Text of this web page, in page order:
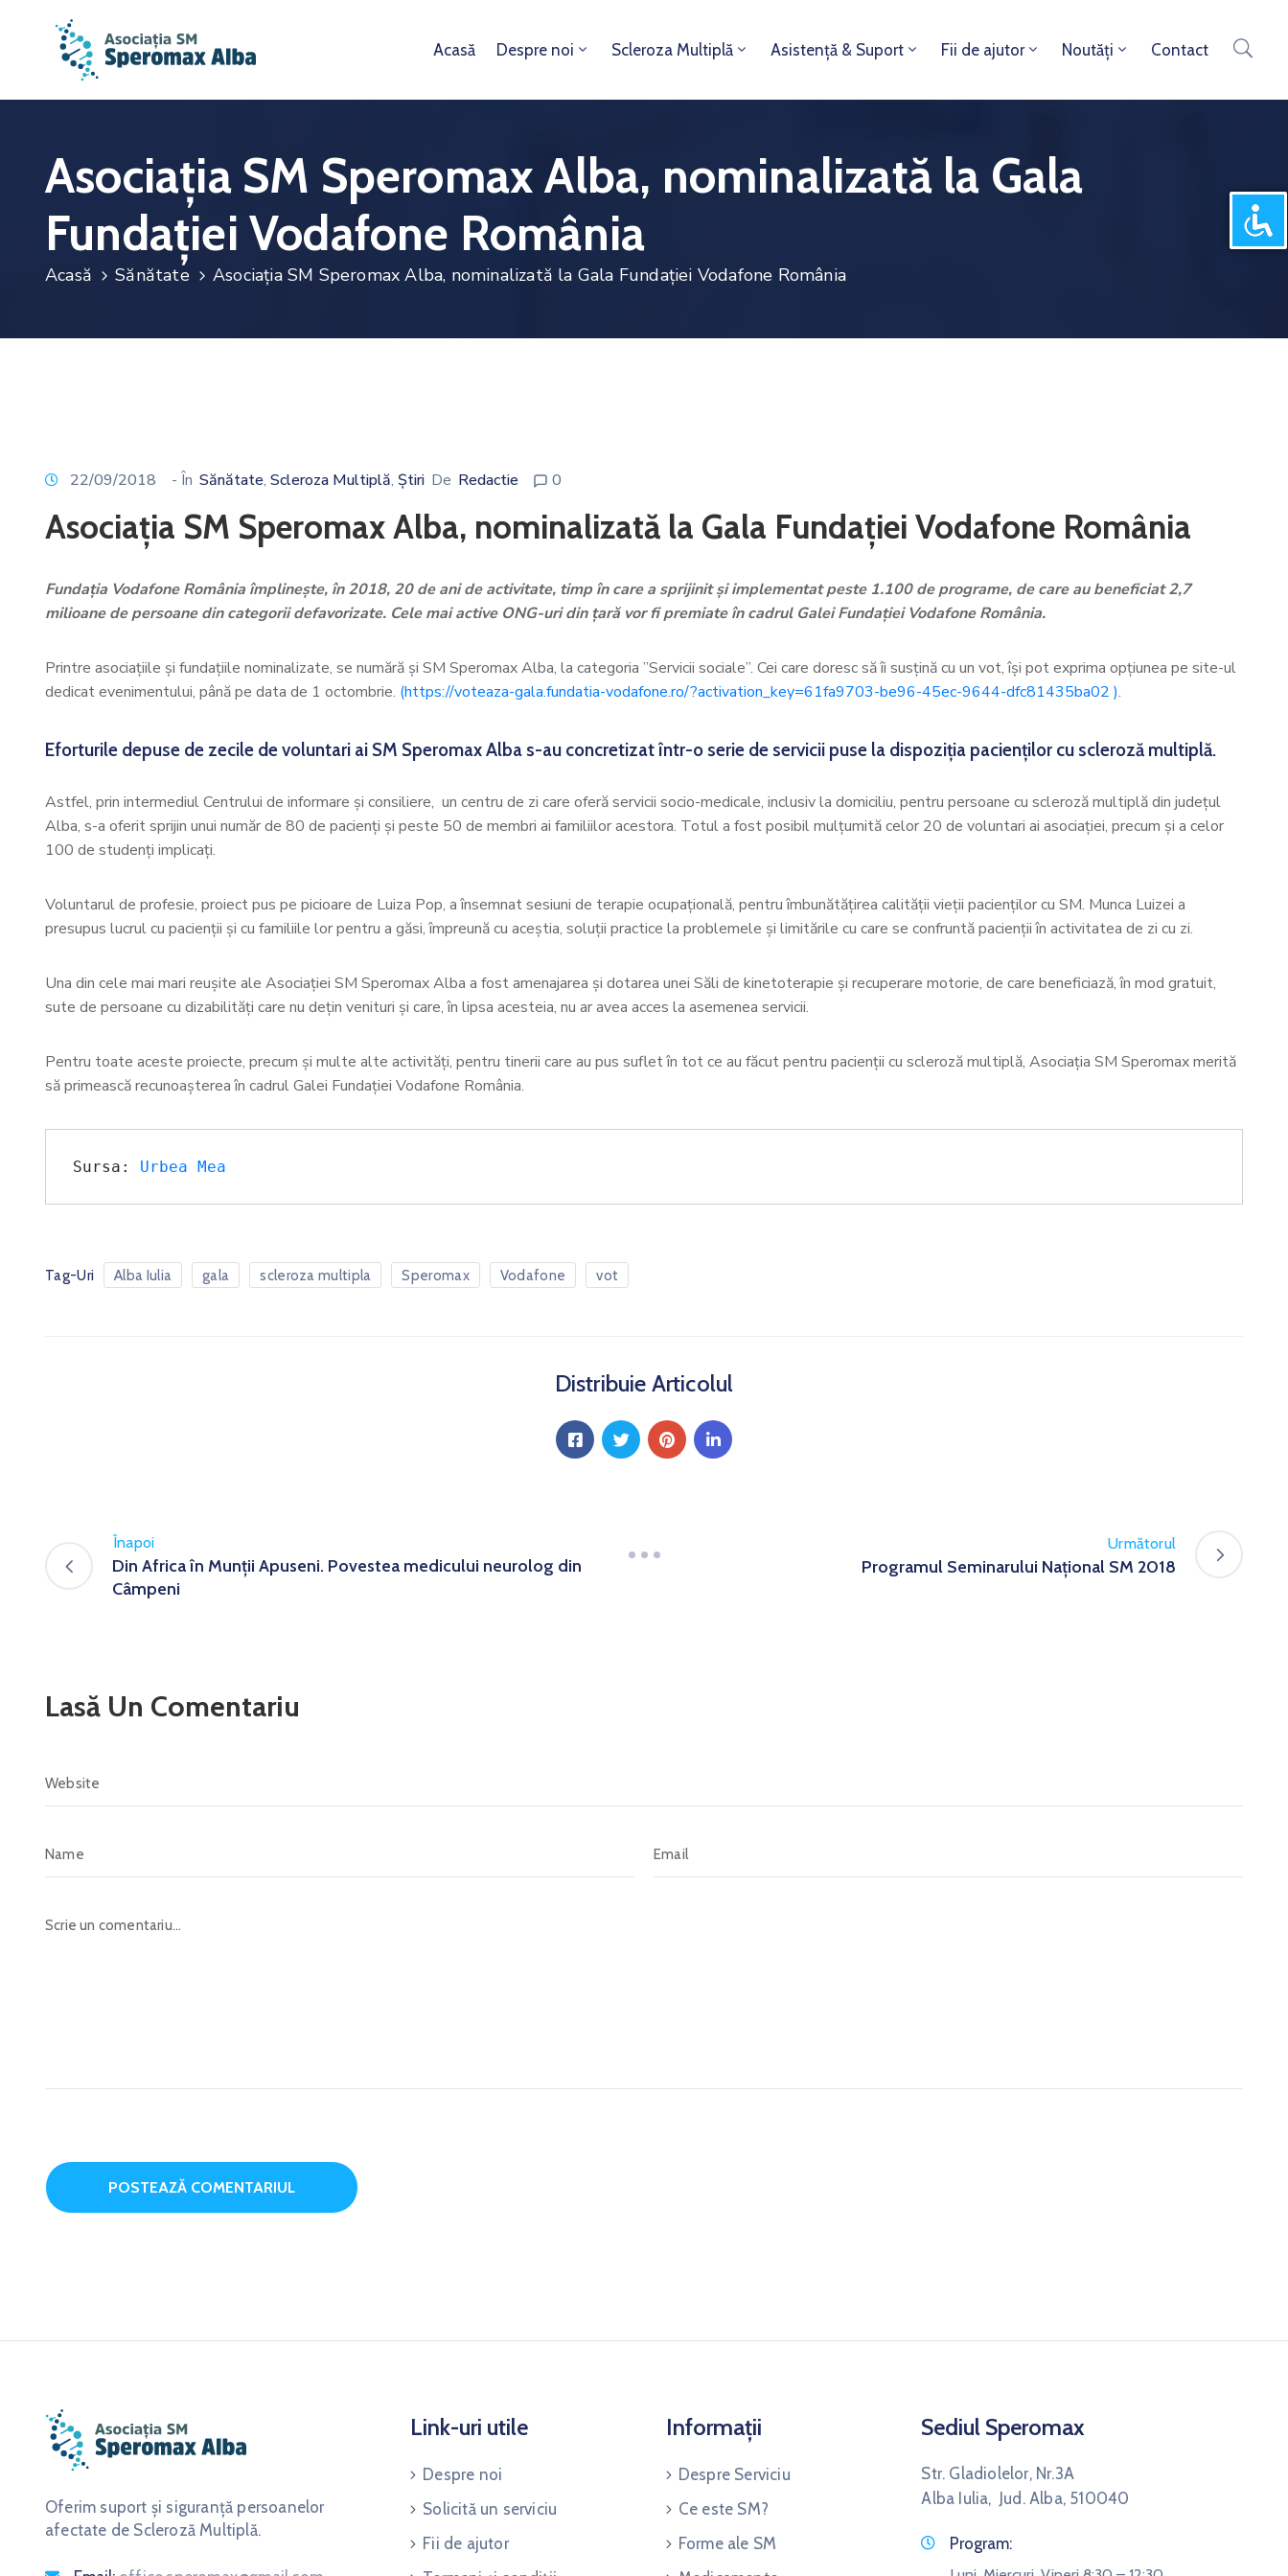
Acasă Despre noi Scleroza Multiplă Asistență & Suport Fii de ajutor Noutăți Contact
Asociația SM Speromax Alba, nominalizată la Gala
Fundației Vodafone România
Acasă Sănătate Asociația SM Speromax Alba, nominalizată la Gala Fundației Vodafone România
22/09/2018 - În Sănătate‚ Scleroza Multiplă‚ Știri De Redactie 0
Asociația SM Speromax Alba, nominalizată la Gala Fundației Vodafone România
Fundația Vodafone România împlinește, în 2018, 20 de ani de activitate, timp în care a sprijinit și implementat peste 1.100 de programe, de care au beneficiat 2,7
milioane de persoane din categorii defavorizate. Cele mai active ONG-uri din țară vor fi premiate în cadrul Galei Fundației Vodafone România.
Printre asociațiile și fundațiile nominalizate, se numără și SM Speromax Alba, la categoria ”Servicii sociale”. Cei care doresc să îi susțină cu un vot, își pot exprima opțiunea pe site-ul
dedicat evenimentului, până pe data de 1 octombrie. (https://voteaza-gala.fundatia-vodafone.ro/?activation_key=61fa9703-be96-45ec-9644-dfc81435ba02 ).
Eforturile depuse de zecile de voluntari ai SM Speromax Alba s-au concretizat într-o serie de servicii puse la dispoziția pacienților cu scleroză multiplă.
Astfel, prin intermediul Centrului de informare și consiliere, un centru de zi care oferă servicii socio-medicale, inclusiv la domiciliu, pentru persoane cu scleroză multiplă din județul
Alba, s-a oferit sprijin unui număr de 80 de pacienți și peste 50 de membri ai familiilor acestora. Totul a fost posibil mulțumită celor 20 de voluntari ai asociației, precum și a celor
100 de studenți implicați.
Voluntarul de profesie, proiect pus pe picioare de Luiza Pop, a însemnat sesiuni de terapie ocupațională, pentru îmbunătățirea calității vieții pacienților cu SM. Munca Luizei a
presupus lucrul cu pacienții și cu familiile lor pentru a găsi, împreună cu aceștia, soluții practice la problemele și limitările cu care se confruntă pacienții în activitatea de zi cu zi.
Una din cele mai mari reușite ale Asociației SM Speromax Alba a fost amenajarea și dotarea unei Săli de kinetoterapie și recuperare motorie, de care beneficiază, în mod gratuit,
sute de persoane cu dizabilități care nu dețin venituri și care, în lipsa acesteia, nu ar avea acces la asemenea servicii.
Pentru toate aceste proiecte, precum și multe alte activități, pentru tinerii care au pus suflet în tot ce au făcut pentru pacienții cu scleroză multiplă, Asociația SM Speromax merită
să primească recunoașterea în cadrul Galei Fundației Vodafone România.
Sursa: Urbea Mea
Tag-Uri Alba Iulia gala scleroza multipla Speromax Vodafone vot
Distribuie Articolul
Înapoi
Din Africa în Munţii Apuseni. Povestea medicului neurolog din
Câmpeni
Următorul
Programul Seminarului Național SM 2018
Lasă Un Comentariu
Oferim suport și siguranță persoanelor
afectate de Scleroză Multiplă.
Link-uri utile
Despre noi
Solicită un serviciu
Fii de ajutor
Informații
Despre Serviciu
Ce este SM?
Forme ale SM
Sediul Speromax
Str. Gladiolelor, Nr.3A
Alba Iulia, Jud. Alba, 510040
Program: